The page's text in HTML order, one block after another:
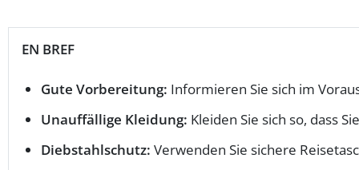
EN BREF
Gute Vorbereitung: Informieren Sie sich im
Unauffällige Kleidung: Kleiden Sie sich so, dass
Diebstahlschutz: Verwenden Sie sichere